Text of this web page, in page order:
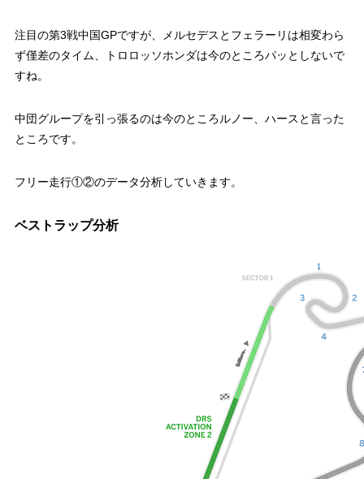
注目の第3戦中国GPですが、メルセデスとフェラーリは相変わら
ず僅差のタイム、トロロッソホンダは今のところパッとしないで
すね。
中団グループを引っ張るのは今のところルノー、ハースと言った
ところです。
フリー走行①②のデータ分析していきます。
ベストラップ分析